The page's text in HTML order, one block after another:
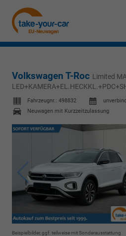
Volkswagen T-Roc Limited
Fahrzeugnr.: 498832
Neuwagen mit Kurzzeitzulassung
Beispielbilder, ggf. teilweise mit Sonderausstattung